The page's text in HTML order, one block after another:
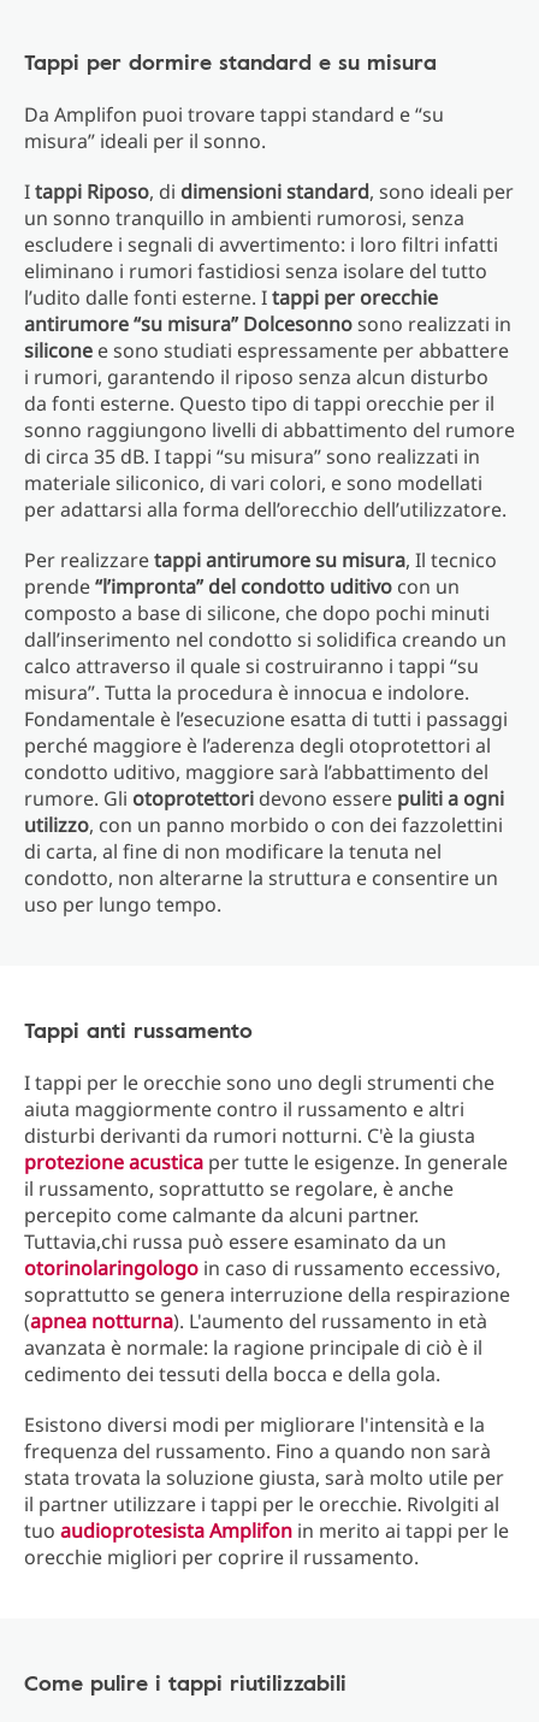
Tappi per dormire standard e su misura
Da Amplifon puoi trovare tappi standard e “su
misura” ideali per il sonno.
Itappi Riposo, di dimensioni standard, sono ideali per
un sonno tranquillo in ambienti rumorosi, senza
escludere i segnali di avvertimento: i loro filtri infatti
eliminano i rumori fastidiosi senza isolare del tutto
l’udito dalle fonti esterne. Itappi per orecchie
antirumore “su misura” Dolcesonnosono realizzati in
silicone e sono studiati espressamente per abbattere
i rumori, garantendo il riposo senza alcun disturbo
da fonti esterne. Questo tipo di tappi orecchie per il
sonno raggiungono livelli di abbattimento del rumore
di circa 35 dB. I tappi “su misura” sono realizzati in
materiale siliconico, di vari colori, e sono modellati
per adattarsi alla forma dell’orecchio dell’utilizzatore.
Per realizzaretappi antirumore su misura, Il tecnico
prende“l’impronta” del condotto uditivo con un
composto a base di silicone, che dopo pochi minuti
dall’inserimento nel condotto si solidifica creando un
calco attraverso il quale si costruiranno i tappi “su
misura”. Tutta la procedura è innocua e indolore.
Fondamentale è l’esecuzione esatta di tutti i passaggi
perché maggiore è l’aderenza degli otoprotettori al
condotto uditivo, maggiore sarà l’abbattimento del
rumore. Gli otoprotettori devono essere puliti a ogni
utilizzo, con un panno morbido o con dei fazzolettini
di carta, al fine di non modificare la tenuta nel
condotto, non alterarne la struttura e consentire un
uso per lungo tempo.
Tappi anti russamento
I tappi per le orecchie sono uno degli strumenti che
aiuta maggiormente contro il russamento e altri
disturbi derivanti da rumori notturni. C'è la giusta
protezione acustica per tutte le esigenze. In generale
il russamento, soprattutto se regolare, è anche
percepito come calmante da alcuni partner.
Tuttavia,chi russa può essere esaminato da un
otorinolaringologo in caso di russamento eccessivo,
soprattutto se genera interruzione della respirazione
(apnea notturna). L'aumento del russamento in età
avanzata è normale: la ragione principale di ciò è il
cedimento dei tessuti della bocca e della gola.
Esistono diversi modi per migliorare l'intensità e la
frequenza del russamento. Fino a quando non sarà
stata trovata la soluzione giusta, sarà molto utile per
il partner utilizzare i tappi per le orecchie. Rivolgiti al
tuo audioprotesista Amplifon in merito ai tappi per le
orecchie migliori per coprire il russamento.
Come pulire i tappi riutilizzabili